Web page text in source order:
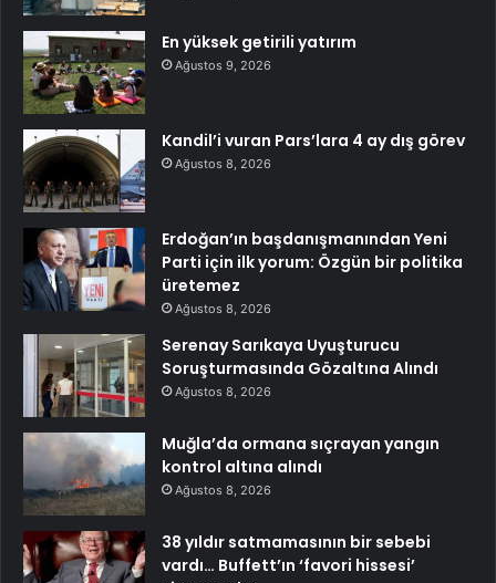
En yüksek getirili yatırım
Ağustos 9, 2026
Kandil’i vuran Pars’lara 4 ay dış görev
Ağustos 8, 2026
Erdoğan’ın başdanışmanından Yeni
Parti için ilk yorum: Özgün bir politika
üretemez
Ağustos 8, 2026
Serenay Sarıkaya Uyuşturucu
Soruşturmasında Gözaltına Alındı
Ağustos 8, 2026
Muğla’da ormana sıçrayan yangın
kontrol altına alındı
Ağustos 8, 2026
38 yıldır satmamasının bir sebebi
vardı… Buffett’ın ‘favori hissesi’